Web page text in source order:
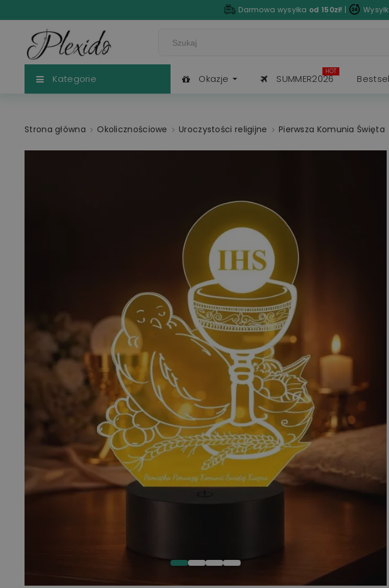
Darmowa wysyłka od 150zł! |
Kategorie Okazje SUMMER2026
HOT
Strona główna Okolicznościowe Uroczystości religijne Pierwsza Komunia Święta